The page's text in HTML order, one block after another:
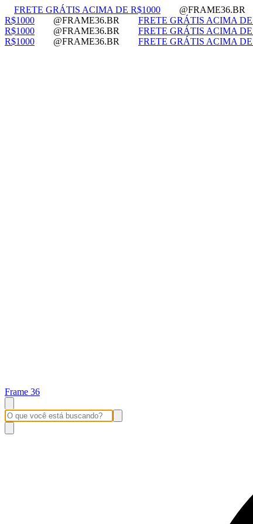
FRETE GRÁTIS ACIMA DE R$1000 @FRAME36.BR
R$1000
@FRAME36.BR FRETE GRÁTIS ACIMA DE
R$1000
@FRAME36.BR FRETE GRÁTIS ACIMA DE
R$1000
@FRAME36.BR FRETE GRÁTIS ACIMA DE
Frame 36